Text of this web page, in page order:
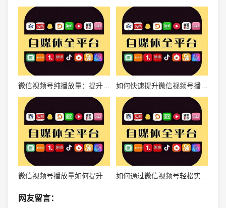
微信视频号纯播放量：提升品牌曝光与用户增长的秘诀 如何快速提升微信视频号播放量？教你轻松刷量的秘诀
微信视频号播放量如何提升？揭秘独家技巧！
网友留言：